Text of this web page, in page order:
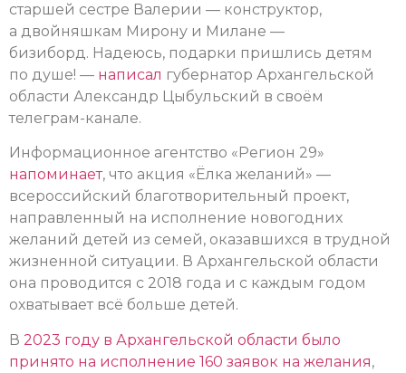
старшей сестре Валерии — конструктор,
а двойняшкам Мирону и Милане —
бизиборд. Надеюсь, подарки пришлись детям
по душе! — написал губернатор Архангельской
области Александр Цыбульский в своём
телеграм-канале.
Информационное агентство «Регион 29»
напоминает, что акция «Ёлка желаний» —
всероссийский благотворительный проект,
направленный на исполнение новогодних
желаний детей из семей, оказавшихся в трудной
жизненной ситуации. В Архангельской области
она проводится с 2018 года и с каждым годом
охватывает всё больше детей.
В 2023 году в Архангельской области было
принято на исполнение 160 заявок на желания,